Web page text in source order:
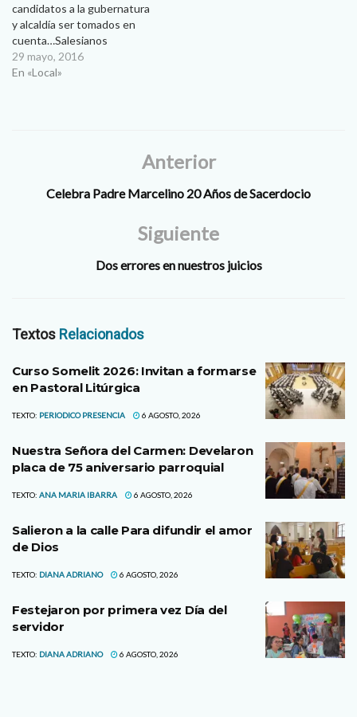
candidatos a la gubernatura
y alcaldía ser tomados en
cuenta…Salesianos
participan en este proyecto,
que retoma planteamientos
29 mayo, 2016
En «Local»
Anterior
Celebra Padre Marcelino 20 Años de Sacerdocio
Siguiente
Dos errores en nuestros juicios
Textos Relacionados
Curso Somelit 2026: Invitan a formarse
en Pastoral Litúrgica
TEXTO: PERIODICO PRESENCIA 6 AGOSTO, 2026
Nuestra Señora del Carmen: Develaron
placa de 75 aniversario parroquial
TEXTO: ANA MARIA IBARRA 6 AGOSTO, 2026
Salieron a la calle Para difundir el amor
de Dios
TEXTO: DIANA ADRIANO 6 AGOSTO, 2026
Festejaron por primera vez Día del
servidor
TEXTO: DIANA ADRIANO 6 AGOSTO, 2026